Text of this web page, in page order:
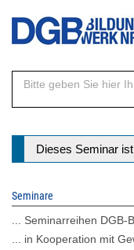
Direkt
Inhalt
Dieses Seminar
Seminare
... Seminarreihen DGB-
... in Kooperation mit